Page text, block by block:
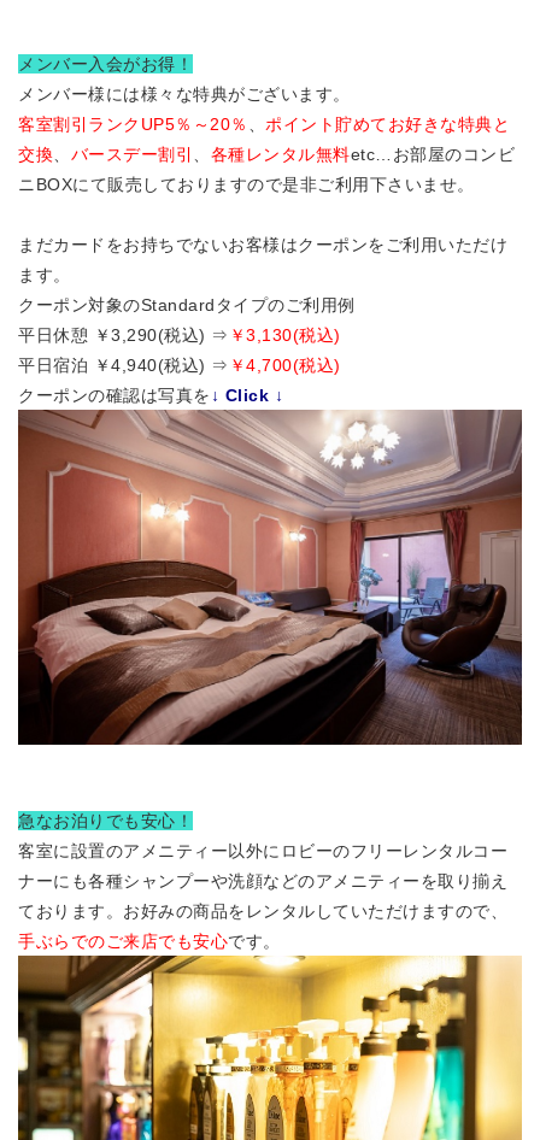
メンバー入会がお得！
メンバー様には様々な特典がございます。
客室割引ランクUP5％～20％ 、 ポイント貯めてお好きな特典と
交換、 バースデー割引 、 各種レンタル無料etc…お部屋のコンビ
ニBOXにて販売しておりますので是非ご利用下さいませ。
まだカードをお持ちでないお客様はクーポンをご利用いただけ
ます。
クーポン対象のStandardタイプのご利用例
平日休憩 ￥3,290(税込) ⇒ ￥3,130(税込)
平日宿泊 ￥4,940(税込) ⇒ ￥4,700(税込)
クーポンの確認は写真を ↓ Click ↓
急なお泊りでも安心！
客室に設置のアメニティー以外にロビーのフリーレンタルコー
ナーにも各種シャンプーや洗顔などのアメニティーを取り揃え
ております。お好みの商品をレンタルしていただけますので、
手ぶらでのご来店でも安心です。